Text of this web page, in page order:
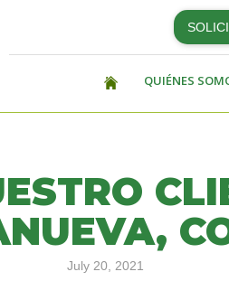
QUIÉNES
July 20, 2021